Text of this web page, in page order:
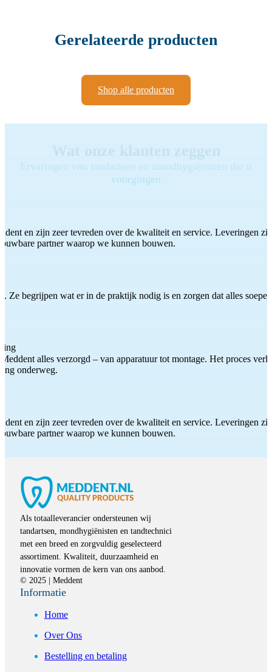
Gerelateerde producten
Shop alle producten
Ervaringen van tandartsen en mondhygiënisten die u
voorgingen
en zijn zeer tevreden over de kwaliteit en service. Leveringen
partner waarop we kunnen bouwen.
Ze begrijpen wat er in de praktijk nodig is en zorgen dat alles
alles verzorgd – van apparatuur tot montage. Het proces
onderweg.
en zijn zeer tevreden over de kwaliteit en service. Leveringen
partner waarop we kunnen bouwen.
Als totaalleverancier ondersteunen wij
tandartsen, mondhygiënisten en tandtechnici
met een breed en zorgvuldig geselecteerd
assortiment. Kwaliteit, duurzaamheid en
innovatie vormen de kern van ons aanbod.
© 2025 | Meddent
Informatie
Home
Over Ons
Bestelling en betaling